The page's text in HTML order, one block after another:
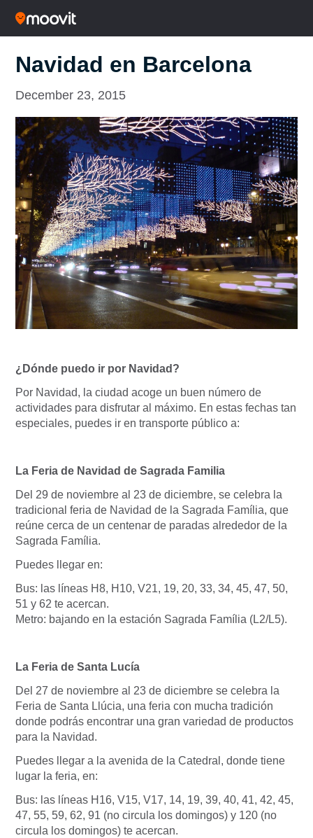
Navidad en Barcelona
December 23, 2015
¿Dónde puedo ir por Navidad?
Por Navidad, la ciudad acoge un buen número de
actividades para disfrutar al máximo. En estas fechas tan
especiales, puedes ir en transporte público a:
La Feria de Navidad de Sagrada Familia
Del 29 de noviembre al 23 de diciembre, se celebra la
tradicional feria de Navidad de la Sagrada Família, que
reúne cerca de un centenar de paradas alrededor de la
Sagrada Família.
Puedes llegar en:
Bus: las líneas H8, H10, V21, 19, 20, 33, 34, 45, 47, 50,
51 y 62 te acercan.
Metro: bajando en la estación Sagrada Família (L2/L5).
La Feria de Santa Lucía
Del 27 de noviembre al 23 de diciembre se celebra la
Feria de Santa Llúcia, una feria con mucha tradición
donde podrás encontrar una gran variedad de productos
para la Navidad.
Puedes llegar a la avenida de la Catedral, donde tiene
lugar la feria, en:
Bus: las líneas H16, V15, V17, 14, 19, 39, 40, 41, 42, 45,
47, 55, 59, 62, 91 (no circula los domingos) y 120 (no
circula los domingos) te acercan.